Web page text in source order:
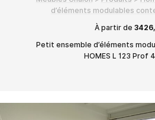
d’éléments modulables
À partir de
Petit ensemble d’éléments
HOMES L 123 Prof